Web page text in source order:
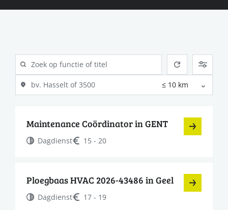
Maintenance Coördinator in GENT
Dagdienst 15 - 20
Ploegbaas HVAC 2026-43486 in Geel
Dagdienst 17 - 19